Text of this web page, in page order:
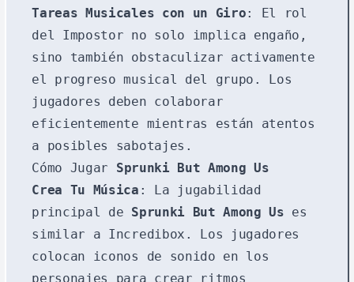
Tareas Musicales con un Giro: El rol
del Impostor no solo implica engaño,
sino también obstaculizar activamente
el progreso musical del grupo. Los
jugadores deben colaborar
eficientemente mientras están atentos
a posibles sabotajes.
Cómo Jugar Sprunki But Among Us
Crea Tu Música : La jugabilidad
principal de Sprunki But Among Us es
similar a Incredibox. Los jugadores
colocan iconos de sonido en los
personajes para crear ritmos